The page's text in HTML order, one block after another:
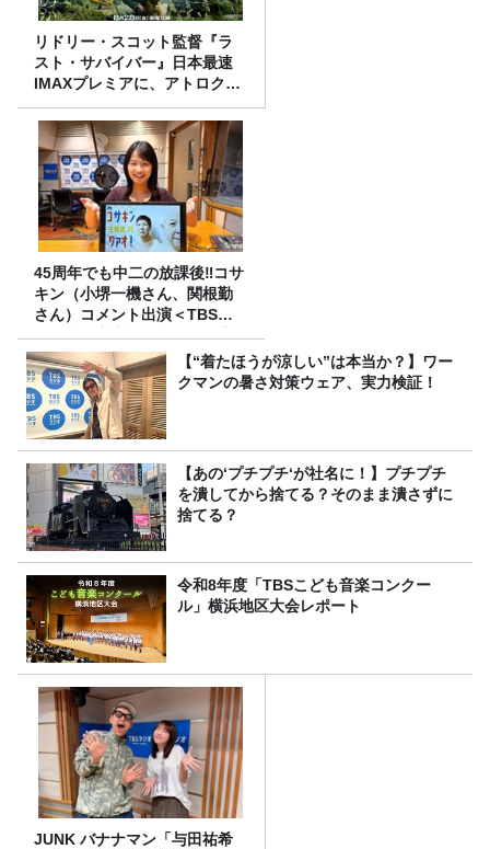
リドリー・スコット監督『ラ
スト・サバイバー』日本最速
IMAXプレミアに、アトロクリ
スナー60名をご招待！
45周年でも中二の放課後‼コサ
キン（小堺一機さん、関根勤
さん）コメント出演＜TBSラ
ジオ番組審議会からのご報告
＞
【“着たほうが涼しい”は本当か？】ワー
クマンの暑さ対策ウェア、実力検証！
【あの‘プチプチ‘が社名に！】プチプチ
を潰してから捨てる？そのまま潰さずに
捨てる？
令和8年度「TBSこども音楽コンクー
ル」横浜地区大会レポート
JUNK バナナマン「与田祐希